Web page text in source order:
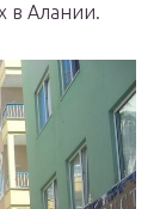
в Алании.